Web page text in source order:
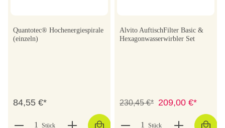
Quantotec® Hochenergiespirale
(einzeln)
84,55 €*
Stück
Alvito AuftischFilter Basic &
Hexagonwasserwirbler Set
230,45 €* 209,00 €*
Stück